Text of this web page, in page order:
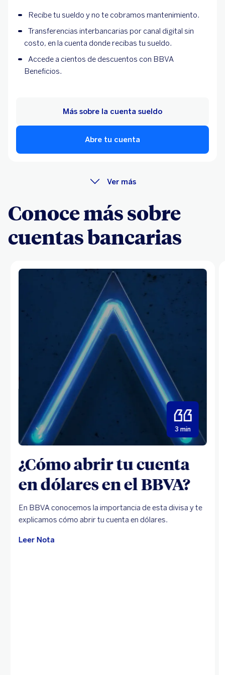
Recibe tu sueldo y no te cobramos mantenimiento.
Transferencias interbancarias por canal digital sin
costo, en la cuenta donde recibas tu sueldo.
Accede a cientos de descuentos con BBVA
Beneficios.
Abre tu cuenta
Más sobre la cuenta sueldo
Ver más
Conoce más sobre
cuentas bancarias
3 min
¿Cómo abrir tu cuenta
en dólares en el BBVA?
En BBVA conocemos la importancia de esta divisa y te
explicamos cómo abrir tu cuenta en dólares.
Leer Nota